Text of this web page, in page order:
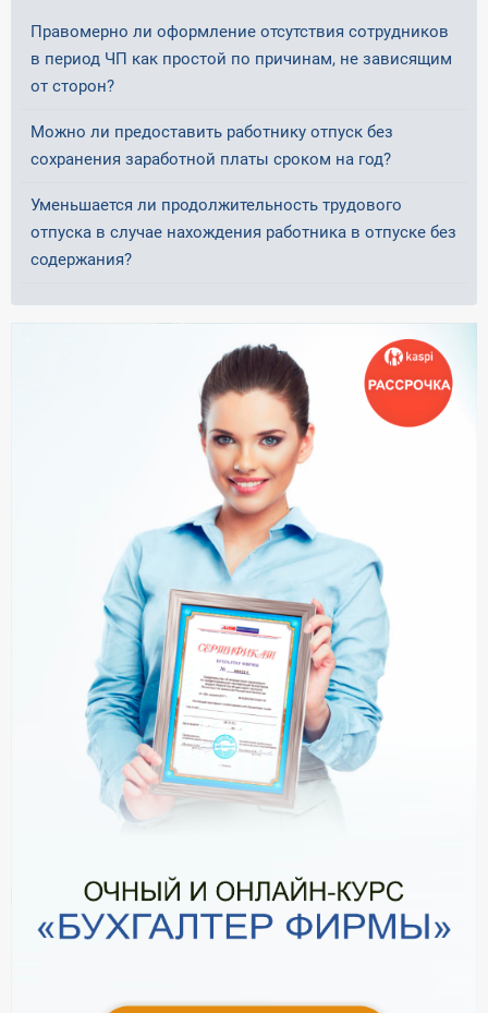
Правомерно ли оформление отсутствия сотрудников
в период ЧП как простой по причинам, не зависящим
от сторон?
Можно ли предоставить работнику отпуск без
сохранения заработной платы сроком на год?
Уменьшается ли продолжительность трудового
отпуска в случае нахождения работника в отпуске без
содержания?